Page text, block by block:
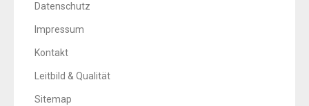
Datenschutz
Impressum
Kontakt
Leitbild & Qualität
Sitemap